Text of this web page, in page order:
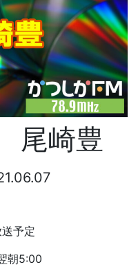
崎豊
予定
朝5:00